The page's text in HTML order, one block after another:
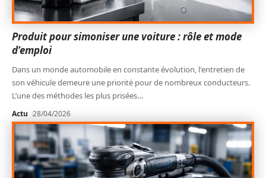
Produit pour simoniser une voiture : rôle et mode
d’emploi
Dans un monde automobile en constante évolution, l'entretien de
son véhicule demeure une priorité pour de nombreux conducteurs.
L’une des méthodes les plus prisées…
Actu 28/04/2026